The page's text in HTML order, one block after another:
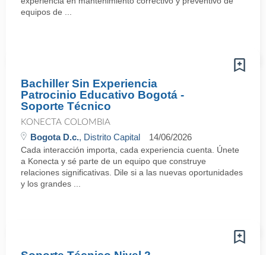
equipos de ...
Bachiller Sin Experiencia
Patrocinio Educativo Bogotá -
Soporte Técnico
KONECTA COLOMBIA
Bogota D.c., Distrito Capital 14/06/2026
Cada interacción importa, cada experiencia cuenta. Únete
a Konecta y sé parte de un equipo que construye
relaciones significativas. Dile si a las nuevas oportunidades
y los grandes ...